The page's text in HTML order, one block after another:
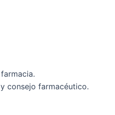
consejo farmacéutico.